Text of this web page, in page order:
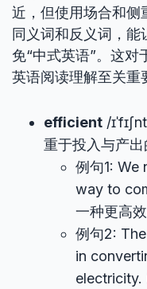
近，但使用场合和侧
同义词和反义词，
免“中式英语”。这对
英语阅读理解至关重
efficient /
重于投入与产
例句1: We
way to
一种更高
例句2:
in
electricity.